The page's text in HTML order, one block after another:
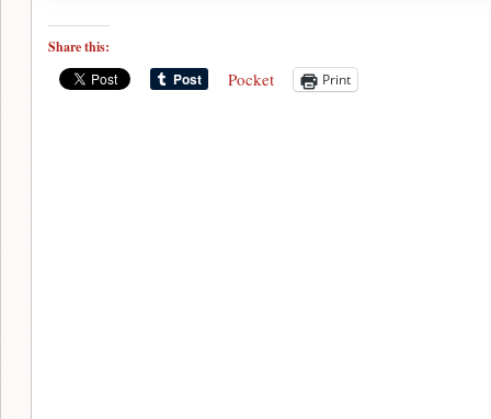
Share this:
Pocket Print